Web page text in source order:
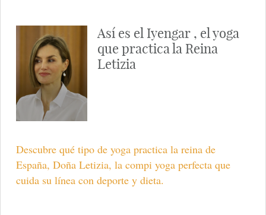
Así es el Iyengar , el yoga
que practica la Reina
Letizia
Descubre qué tipo de yoga practica la reina de
España, Doña Letizia, la compi yoga perfecta que
cuida su línea con deporte y dieta.